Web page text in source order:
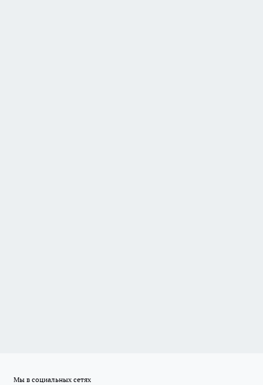
Мы в социальных сетях